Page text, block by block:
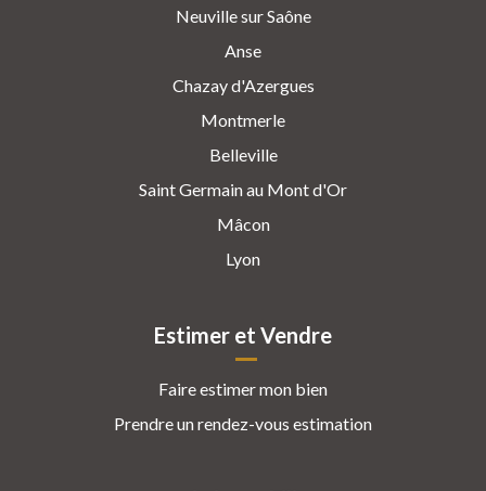
Neuville sur Saône
Anse
Chazay d'Azergues
Montmerle
Belleville
Saint Germain au Mont d'Or
Mâcon
Lyon
Estimer et Vendre
Faire estimer mon bien
Prendre un rendez-vous estimation